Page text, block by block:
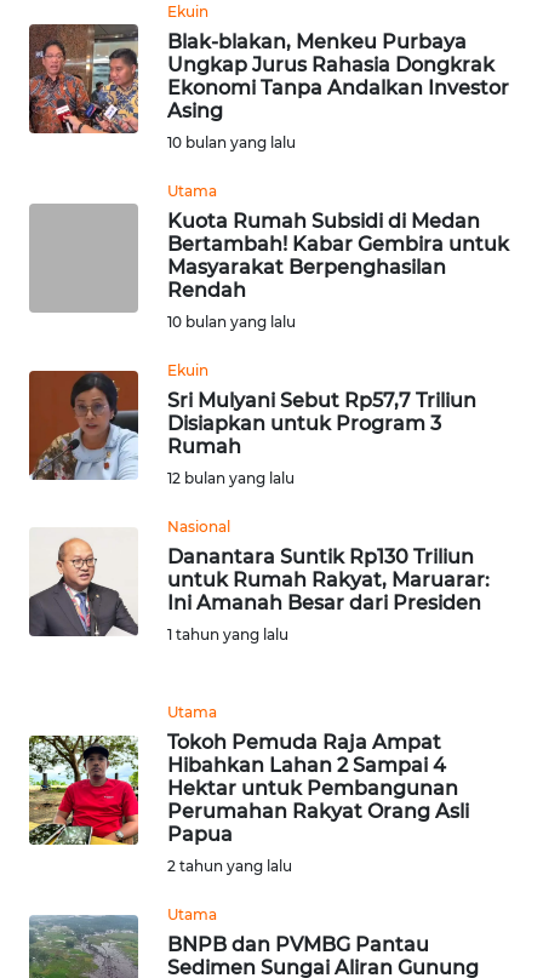
Ekuin
Blak-blakan, Menkeu Purbaya
Ungkap Jurus Rahasia Dongkrak
Ekonomi Tanpa Andalkan Investor
Asing
10 bulan yang lalu
Utama
Kuota Rumah Subsidi di Medan
Bertambah! Kabar Gembira untuk
Masyarakat Berpenghasilan
Rendah
10 bulan yang lalu
Ekuin
Sri Mulyani Sebut Rp57,7 Triliun
Disiapkan untuk Program 3
Rumah
12 bulan yang lalu
Nasional
Danantara Suntik Rp130 Triliun
untuk Rumah Rakyat, Maruarar:
Ini Amanah Besar dari Presiden
1 tahun yang lalu
Utama
Tokoh Pemuda Raja Ampat
Hibahkan Lahan 2 Sampai 4
Hektar untuk Pembangunan
Perumahan Rakyat Orang Asli
Papua
2 tahun yang lalu
Utama
BNPB dan PVMBG Pantau
Sedimen Sungai Aliran Gunung
DISCLAIMER
Wahana
News
Regional
JAKARTA
WN
JABAR
WN
BANTEN
WN
NTT
WN
WN
PAPUA
WN
PAPUA
WN
RIAU